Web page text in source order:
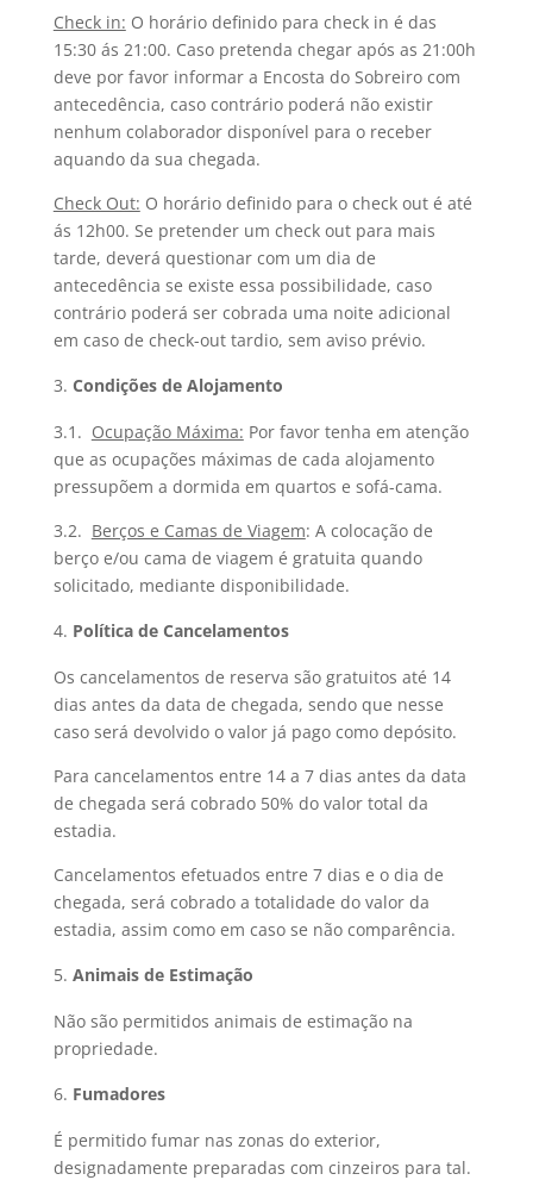
Check in: O horário definido para check in é das
15:30 ás 21:00. Caso pretenda chegar após as 21:00h
deve por favor informar a Encosta do Sobreiro com
antecedência, caso contrário poderá não existir
nenhum colaborador disponível para o receber
aquando da sua chegada.
Check Out: O horário definido para o check out é até
ás 12h00. Se pretender um check out para mais
tarde, deverá questionar com um dia de
antecedência se existe essa possibilidade, caso
contrário poderá ser cobrada uma noite adicional
em caso de check-out tardio, sem aviso prévio.
Condições de Alojamento
3.1. Ocupação Máxima: Por favor tenha em atenção
que as ocupações máximas de cada alojamento
pressupõem a dormida em quartos e sofá-cama.
3.2. Berços e Camas de Viagem: A colocação de
berço e/ou cama de viagem é gratuita quando
solicitado, mediante disponibilidade.
Política de Cancelamentos
Os cancelamentos de reserva são gratuitos até 14
dias antes da data de chegada, sendo que nesse
caso será devolvido o valor já pago como depósito.
Para cancelamentos entre 14 a 7 dias antes da data
de chegada será cobrado 50% do valor total da
estadia.
Cancelamentos efetuados entre 7 dias e o dia de
chegada, será cobrado a totalidade do valor da
estadia, assim como em caso se não comparência.
Animais de Estimação
Não são permitidos animais de estimação na
propriedade.
Fumadores
É permitido fumar nas zonas do exterior,
designadamente preparadas com cinzeiros para tal.